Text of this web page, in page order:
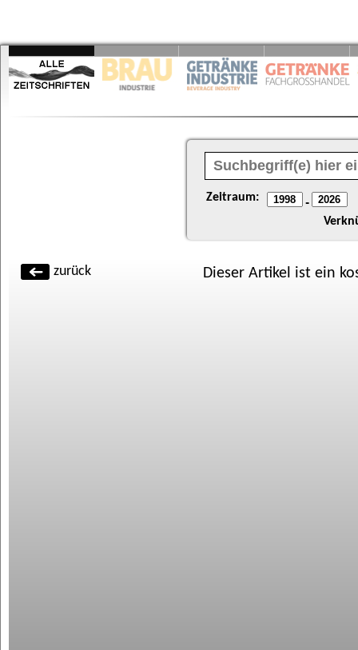
Zeitraum: -
zurück Dieser Artikel ist ein